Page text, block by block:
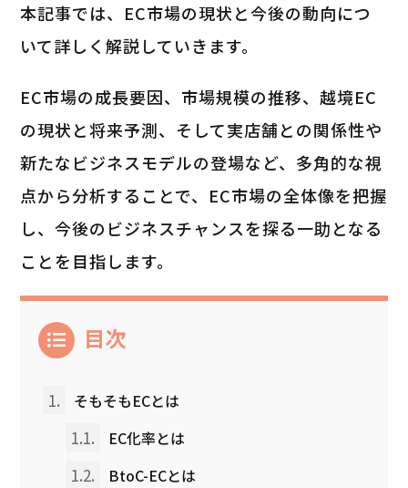
本記事では、EC市場の現状と今後の動向につ
いて詳しく解説していきます。
EC市場の成長要因、市場規模の推移、越境EC
の現状と将来予測、そして実店舗との関係性や
新たなビジネスモデルの登場など、多角的な視
点から分析することで、EC市場の全体像を把握
し、今後のビジネスチャンスを探る一助となる
ことを目指します。
目次
1. そもそもECとは
1.1. EC化率とは
1.2. BtoC-ECとは